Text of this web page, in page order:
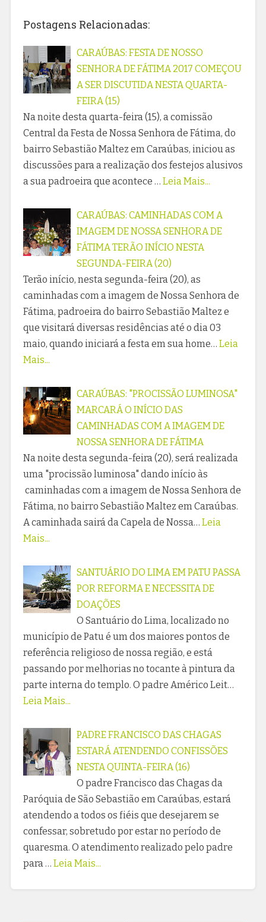
Postagens Relacionadas:
CARAÚBAS: FESTA DE NOSSO
SENHORA DE FÁTIMA 2017 COMEÇOU
A SER DISCUTIDA NESTA QUARTA-
FEIRA (15)
Na noite desta quarta-feira (15), a comissão
Central da Festa de Nossa Senhora de Fátima, do
bairro Sebastião Maltez em Caraúbas, iniciou as
discussões para a realização dos festejos alusivos
a sua padroeira que acontece … Leia Mais...
CARAÚBAS: CAMINHADAS COM A
IMAGEM DE NOSSA SENHORA DE
FÁTIMA TERÃO INÍCIO NESTA
SEGUNDA-FEIRA (20)
Terão início, nesta segunda-feira (20), as
caminhadas com a imagem de Nossa Senhora de
Fátima, padroeira do bairro Sebastião Maltez e
que visitará diversas residências até o dia 03
maio, quando iniciará a festa em sua home… Leia
Mais...
CARAÚBAS: "PROCISSÃO LUMINOSA"
MARCARÁ O INÍCIO DAS
CAMINHADAS COM A IMAGEM DE
NOSSA SENHORA DE FÁTIMA
Na noite desta segunda-feira (20), será realizada
uma "procissão luminosa" dando início às
caminhadas com a imagem de Nossa Senhora de
Fátima, no bairro Sebastião Maltez em Caraúbas.
A caminhada sairá da Capela de Nossa… Leia
Mais...
SANTUÁRIO DO LIMA EM PATU PASSA
POR REFORMA E NECESSITA DE
DOAÇÕES
O Santuário do Lima, localizado no
município de Patu é um dos maiores pontos de
referência religioso de nossa região, e está
passando por melhorias no tocante à pintura da
parte interna do templo. O padre Américo Leit…
Leia Mais...
PADRE FRANCISCO DAS CHAGAS
ESTARÁ ATENDENDO CONFISSÕES
NESTA QUINTA-FEIRA (16)
O padre Francisco das Chagas da
Paróquia de São Sebastião em Caraúbas, estará
atendendo a todos os fiéis que desejarem se
confessar, sobretudo por estar no período de
quaresma. O atendimento realizado pelo padre
para … Leia Mais...